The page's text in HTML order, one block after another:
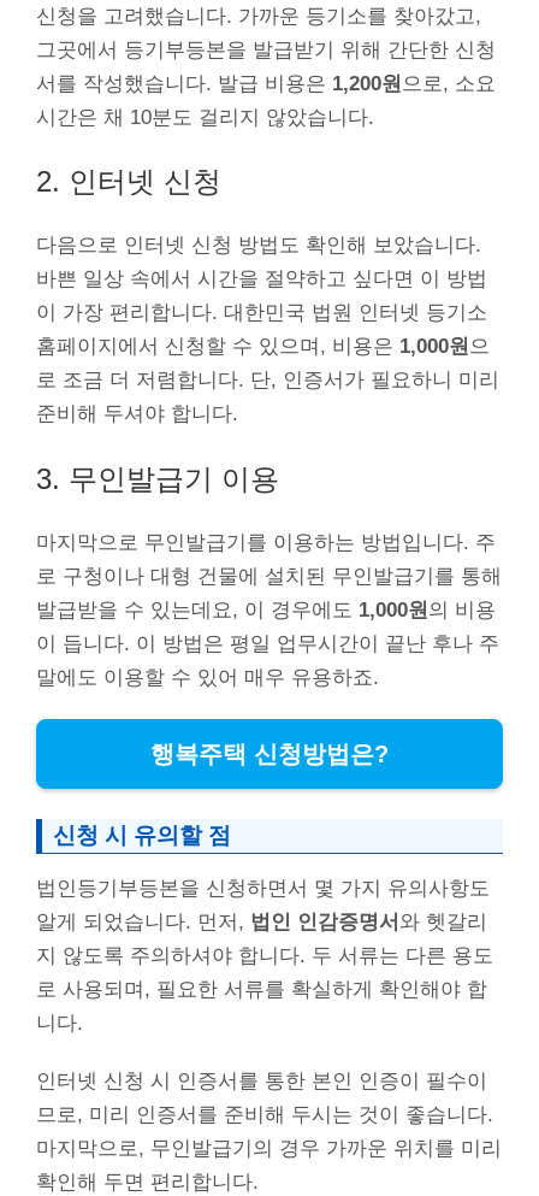
신청을 고려했습니다. 가까운 등기소를 찾아갔고,
그곳에서 등기부등본을 발급받기 위해 간단한 신청
서를 작성했습니다. 발급 비용은 1,200원 으로, 소요
시간은 채 10분도 걸리지 않았습니다.
2. 인터넷 신청
다음으로 인터넷 신청 방법도 확인해 보았습니다.
바쁜 일상 속에서 시간을 절약하고 싶다면 이 방법
이 가장 편리합니다. 대한민국 법원 인터넷 등기소
홈페이지에서 신청할 수 있으며, 비용은 1,000원으
로 조금 더 저렴합니다. 단, 인증서가 필요하니 미리
준비해 두셔야 합니다.
3. 무인발급기 이용
마지막으로 무인발급기를 이용하는 방법입니다. 주
로 구청이나 대형 건물에 설치된 무인발급기를 통해
발급받을 수 있는데요, 이 경우에도 1,000원 의 비용
이 듭니다. 이 방법은 평일 업무시간이 끝난 후나 주
말에도 이용할 수 있어 매우 유용하죠.
행복주택 신청방법은?
신청 시 유의할 점
법인등기부등본을 신청하면서 몇 가지 유의사항도
알게 되었습니다. 먼저, 법인 인감증명서 와 헷갈리
지 않도록 주의하셔야 합니다. 두 서류는 다른 용도
로 사용되며, 필요한 서류를 확실하게 확인해야 합
니다.
인터넷 신청 시 인증서를 통한 본인 인증이 필수이
므로, 미리 인증서를 준비해 두시는 것이 좋습니다.
마지막으로, 무인발급기의 경우 가까운 위치를 미리
확인해 두면 편리합니다.